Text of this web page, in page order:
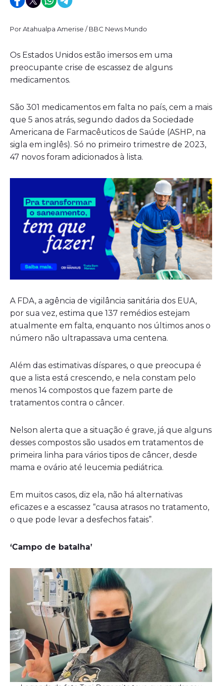
Por Atahualpa Amerise / BBC News Mundo
Os Estados Unidos estão imersos em uma
preocupante crise de escassez de alguns
medicamentos.
São 301 medicamentos em falta no país, cem a mais
que 5 anos atrás, segundo dados da Sociedade
Americana de Farmacêuticos de Saúde (ASHP, na
sigla em inglês). Só no primeiro trimestre de 2023,
47 novos foram adicionados à lista.
A FDA, a agência de vigilância sanitária dos EUA,
por sua vez, estima que 137 remédios estejam
atualmente em falta, enquanto nos últimos anos o
número não ultrapassava uma centena.
Além das estimativas díspares, o que preocupa é
que a lista está crescendo, e nela constam pelo
menos 14 compostos que fazem parte de
tratamentos contra o câncer.
Nelson alerta que a situação é grave, já que alguns
desses compostos são usados ​​em tratamentos de
primeira linha para vários tipos de câncer, desde
mama e ovário até leucemia pediátrica.
Em muitos casos, diz ela, não há alternativas
eficazes e a escassez “causa atrasos no tratamento,
o que pode levar a desfechos fatais”.
‘Campo de batalha’